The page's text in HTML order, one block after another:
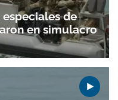
especiales de
en simulacro